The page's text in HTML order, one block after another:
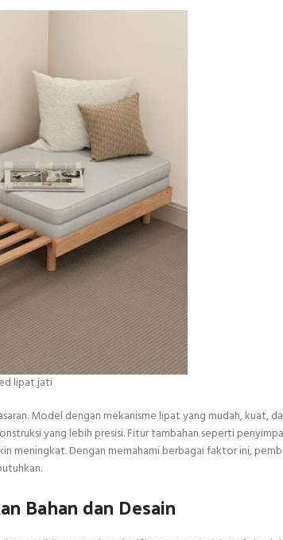
lipat jati
Model dengan mekanisme lipat yang mudah, kuat,
yang lebih presisi. Fitur tambahan seperti
meningkat. Dengan memahami berbagai faktor ini,
Bahan dan Desain